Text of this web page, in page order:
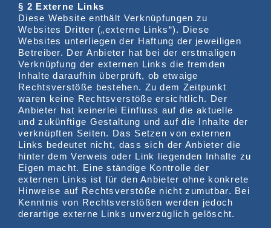
§ 2 Externe Links
Diese Website enthält Verknüpfungen zu
Websites Dritter („externe Links“). Diese
Websites unterliegen der Haftung der jeweiligen
Betreiber. Der Anbieter hat bei der erstmaligen
Verknüpfung der externen Links die fremden
Inhalte daraufhin überprüft, ob etwaige
Rechtsverstöße bestehen. Zu dem Zeitpunkt
waren keine Rechtsverstöße ersichtlich. Der
Anbieter hat keinerlei Einfluss auf die aktuelle
und zukünftige Gestaltung und auf die Inhalte der
verknüpften Seiten. Das Setzen von externen
Links bedeutet nicht, dass sich der Anbieter die
hinter dem Verweis oder Link liegenden Inhalte zu
Eigen macht. Eine ständige Kontrolle der
externen Links ist für den Anbieter ohne konkrete
Hinweise auf Rechtsverstöße nicht zumutbar. Bei
Kenntnis von Rechtsverstößen werden jedoch
derartige externe Links unverzüglich gelöscht.